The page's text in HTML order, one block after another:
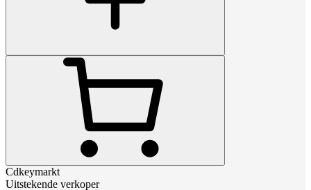
Cdkeymarkt
Uitstekende verkoper